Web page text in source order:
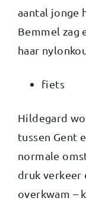
aantal jonge
Bemmel zag
haar
fiets
Hildegard
tussen Gent
normale
druk verkeer
overkwam –